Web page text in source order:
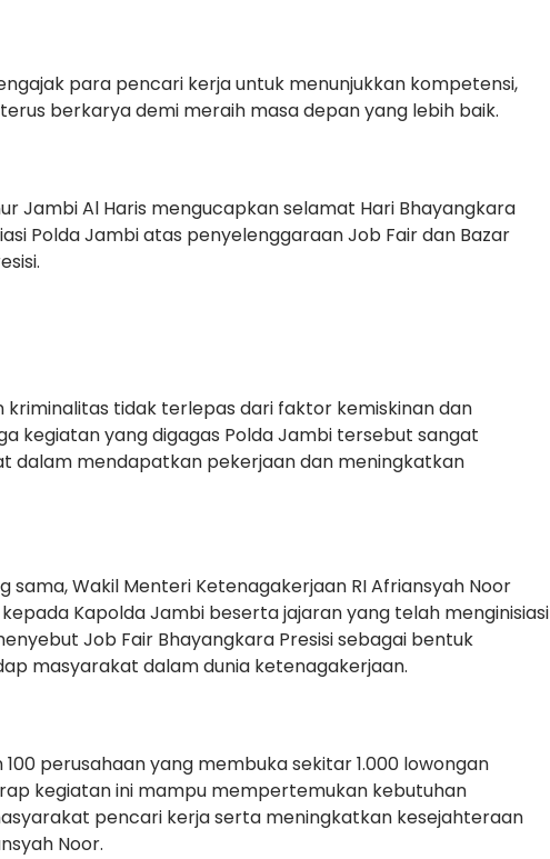
para pencari kerja untuk menunjukkan kompetensi,
berkarya demi meraih masa depan yang lebih baik.
Jambi Al Haris mengucapkan selamat Hari Bhayangkara
Polda Jambi atas penyelenggaraan Job Fair dan Bazar
kriminalitas tidak terlepas dari faktor kemiskinan dan
kegiatan yang digagas Polda Jambi tersebut sangat
dalam mendapatkan pekerjaan dan meningkatkan
sama, Wakil Menteri Ketenagakerjaan RI Afriansyah Noor
Kapolda Jambi beserta jajaran yang telah menginisiasi
Job Fair Bhayangkara Presisi sebagai bentuk
masyarakat dalam dunia ketenagakerjaan.
perusahaan yang membuka sekitar 1.000 lowongan
kegiatan ini mampu mempertemukan kebutuhan
pencari kerja serta meningkatkan kesejahteraan
Noor.